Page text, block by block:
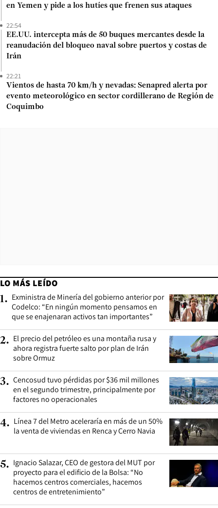
en Yemen y pide a los hutíes que frenen sus ataques
22:54
EE.UU. intercepta más de 50 buques mercantes desde la
reanudación del bloqueo naval sobre puertos y costas de
Irán
22:21
Vientos de hasta 70 km/h y nevadas: Senapred alerta por
evento meteorológico en sector cordillerano de Región de
Coquimbo
LO MÁS LEÍDO
1. Exministra de Minería del gobierno anterior por
Codelco: “En ningún momento pensamos en
que se enajenaran activos tan importantes”
2. El precio del petróleo es una montaña rusa y
ahora registra fuerte salto por plan de Irán
sobre Ormuz
3. Cencosud tuvo pérdidas por $36 mil millones
en el segundo trimestre, principalmente por
factores no operacionales
4. Línea 7 del Metro aceleraría en más de un 50%
la venta de viviendas en Renca y Cerro Navia
5. Ignacio Salazar, CEO de gestora del MUT por
proyecto para el edificio de la Bolsa: “No
hacemos centros comerciales, hacemos
centros de entretenimiento”